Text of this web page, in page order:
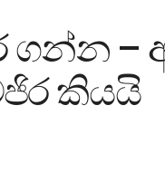
ගන්න –
කියයි